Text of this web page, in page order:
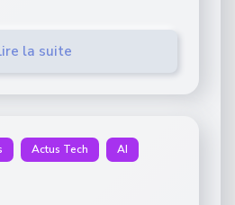
la suite
Actus Tech AI